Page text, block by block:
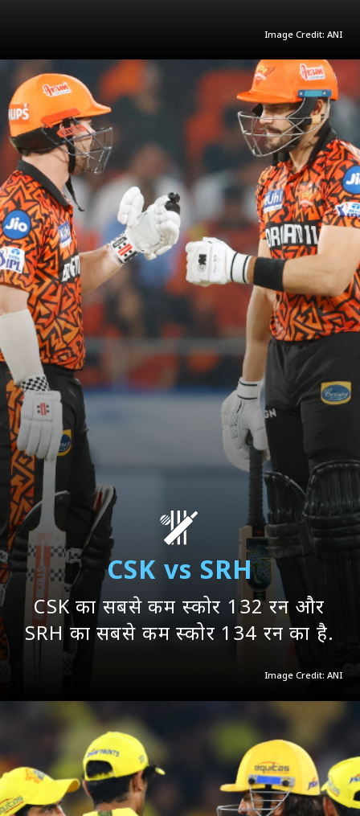
Image Credit: ANI
Image Credit: ANI
CSK vs SRH
CSK का सबसे कम स्कोर 132 रन और
SRH का सबसे कम स्कोर 134 रन का है.